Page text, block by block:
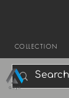
COLLECTION